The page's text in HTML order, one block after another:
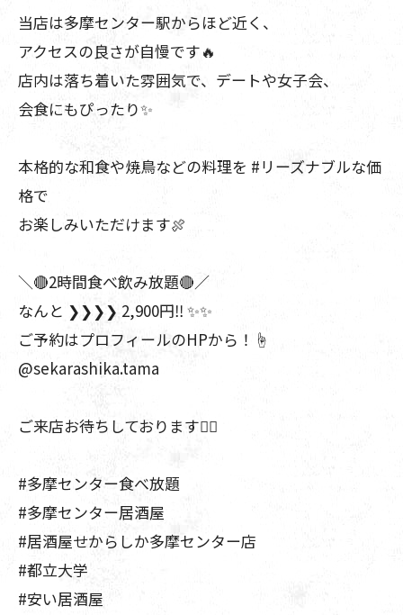
当店は多摩センター駅からほど近く、
アクセスの良さが自慢です🔥
店内は落ち着いた雰囲気で、デートや女子会、
会食にもぴったり✨️
本格的な和食や焼鳥などの料理を #リーズナブルな価
格で
お楽しみいただけます🍖
＼🔴2時間食べ飲み放題🔴／
なんと ❯❯❯❯ 2,900円‼️ ✨️✨️
ご予約はプロフィールのHPから！☝️
@sekarashika.tama
ご来店お待ちしております🙇‍♀️
#多摩センター食べ放題
#多摩センター居酒屋
#居酒屋せからしか多摩センター店
#都立大学
#安い居酒屋